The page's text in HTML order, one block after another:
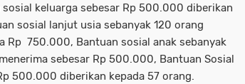
keluarga sebesar Rp 500.000 diberikan
sosial lanjut usia sebanyak 120 orang
Rp 750.000, Bantuan sosial anak sebanyak
sebesar Rp 500.000, Bantuan Sosial
500.000 diberikan kepada 57 orang.